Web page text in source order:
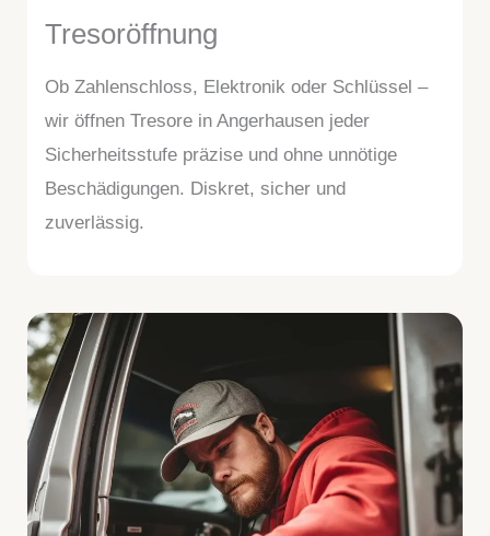
Tresoröffnung
Ob Zahlenschloss, Elektronik oder Schlüssel –
wir öffnen Tresore in Angerhausen jeder
Sicherheitsstufe präzise und ohne unnötige
Beschädigungen. Diskret, sicher und
zuverlässig.